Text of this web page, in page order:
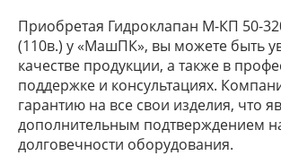
Приобретая Гидроклапан М-КП 50-
(110в.) у «МашПК», вы можете быть
качестве продукции, а также в
поддержке и консультациях.
гарантию на все свои изделия, что
дополнительным подтверждением
долговечности оборудования.